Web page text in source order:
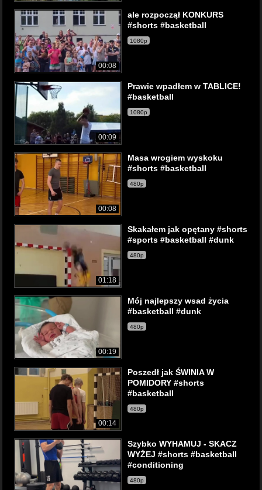
00:08
ale rozpoczął KONKURS
#shorts #basketball
1080p
00:09
Prawie wpadłem w TABLICE!
#basketball
1080p
00:08
Masa wrogiem wyskoku
#shorts #basketball
480p
01:18
Skakałem jak opętany #shorts
#sports #basketball #dunk
480p
00:19
Mój najlepszy wsad życia
#basketball #dunk
480p
00:14
Poszedł jak ŚWINIA W
POMIDORY #shorts
#basketball
480p
Szybko WYHAMUJ - SKACZ
WYŻEJ #shorts #basketball
#conditioning
480p